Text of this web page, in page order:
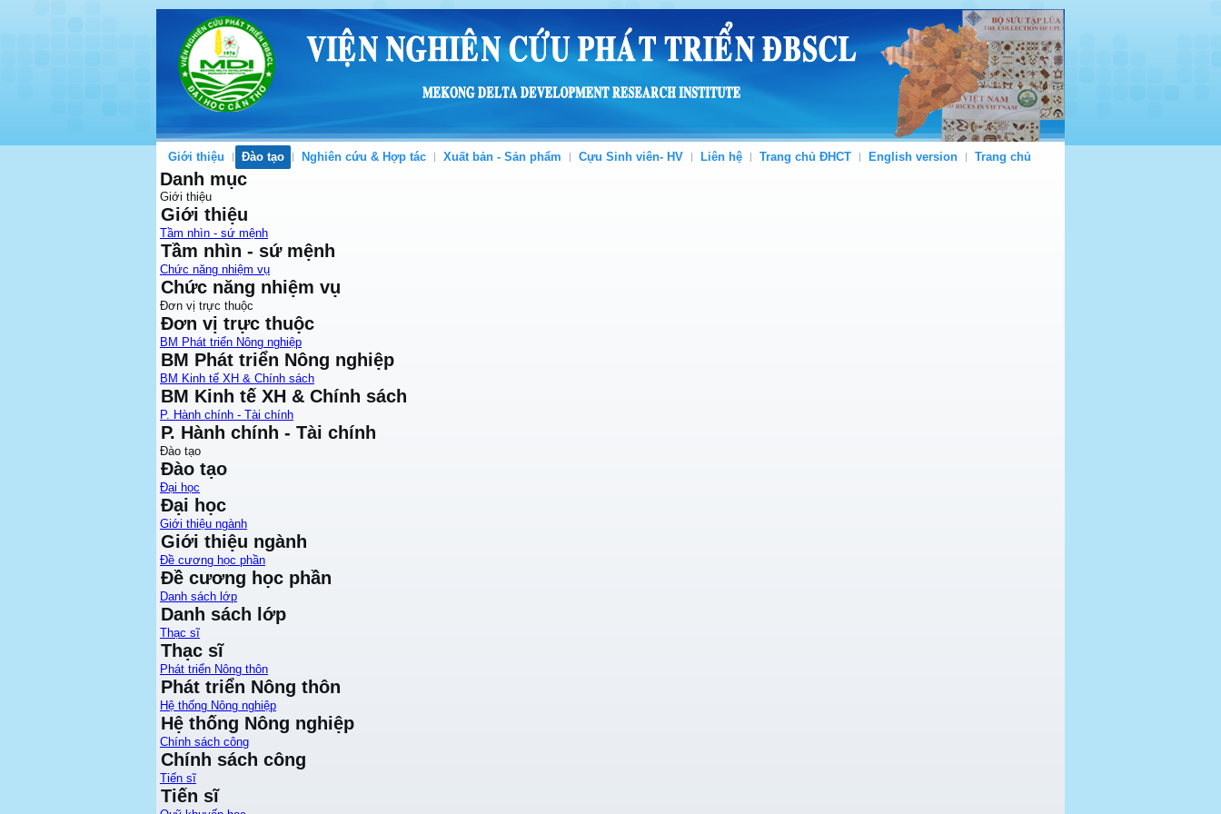
Giới thiệu Đào tạo Nghiên cứu & Hợp tác Xuất bản - Sản phẩm Cựu Sinh viên- HV Liên hệ Trang chủ ĐHCT English version Trang chủ
Danh mục
Giới thiệu
Giới thiệu
Tầm nhìn - sứ mệnh
Tầm nhìn - sứ mệnh
Chức năng nhiệm vụ
Chức năng nhiệm vụ
Đơn vị trực thuộc
Đơn vị trực thuộc
BM Phát triển Nông nghiệp
BM Phát triển Nông nghiệp
BM Kinh tế XH & Chính sách
BM Kinh tế XH & Chính sách
P. Hành chính - Tài chính
P. Hành chính - Tài chính
Đào tạo
Đào tạo
Đại học
Đại học
Giới thiệu ngành
Giới thiệu ngành
Đề cương học phần
Đề cương học phần
Danh sách lớp
Danh sách lớp
Thạc sĩ
Thạc sĩ
Phát triển Nông thôn
Phát triển Nông thôn
Hệ thống Nông nghiệp
Hệ thống Nông nghiệp
Chính sách công
Chính sách công
Tiến sĩ
Tiến sĩ